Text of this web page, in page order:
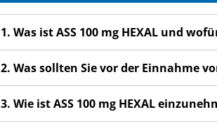
Wenn Sie sich nicht besser oder
1. Was ist ASS 100 mg HEXAL und
2. Was sollten Sie vor der Einnahme
3. Wie ist ASS 100 mg HEXAL